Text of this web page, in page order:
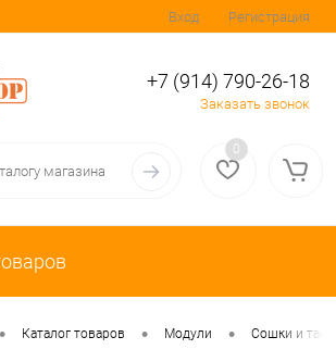
Вход Регистрация
+7 (914) 790-26-18
Заказать звонок
0
• Каталог товаров • Модули • Сошки и